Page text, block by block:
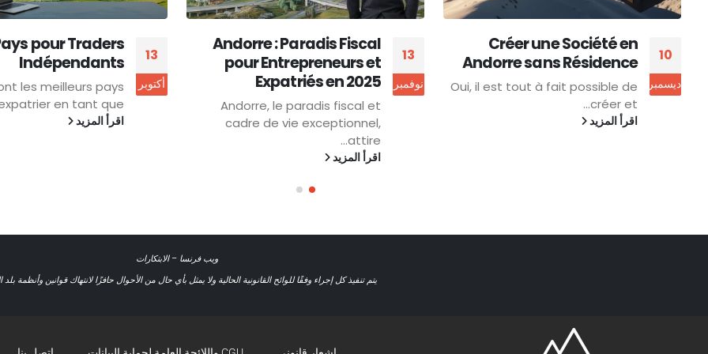
13
نوفمبر
Andorre : Paradis Fiscal
pour Entrepreneurs et
Expatriés en 2025
Andorre, le paradis fiscal et
cadre de vie exceptionnel,
13
أكتوبر
Top 5 Pays pour Traders
Indépendants
Quels sont les meilleurs pays
pour s’expatrier en tant que...
اقرأ المزيد
14
يناير
Active en
: Avantages et
Conditions 2026
active en Andorre
attire de plus en plus...
ويب فرنسا –الابتكارات
يتم تنفيذ كل إجراء وفقًا للوائح القانونية الحالية ولا يمثل بأي حال من الأحوال حافزًا لانتهاك قوانين وأنظمة بلد